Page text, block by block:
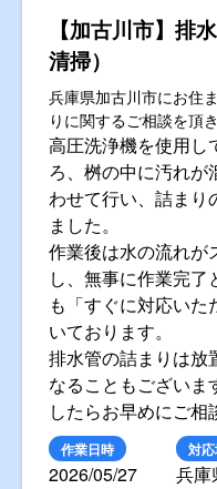
【加古川市】排
清掃）
兵庫県加古川市にお住
りに関するご相談を頂
高圧洗浄機を使用し
ろ、桝の中に汚れが
わせて行い、詰まり
ました。
作業後は水の流れが
し、無事に作業完
も「すぐに対応い
いております。
排水管の詰まりは放
なることもございま
したらお早めにご相
作業日時
2026/05/27
対
兵庫